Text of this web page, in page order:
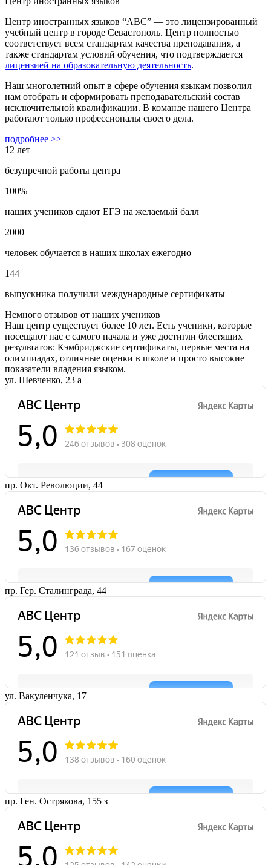
Центр иностранных языков “АВС” — это лицензированный
учебный центр в городе Севастополь. Центр полностью
соответствует всем стандартам качества преподавания, а
также стандартам условий обучения, что подтверждается
лицензией на образовательную деятельность.
Наш многолетний опыт в сфере обучения языкам позволил
нам отобрать и сформировать преподавательский состав
исключительной квалификации. В команде нашего Центра
работают только профессионалы своего дела.
подробнее >>
12 лет
безупречной работы центра
100%
наших учеников сдают ЕГЭ на желаемый балл
2000
человек обучается в наших школах ежегодно
144
выпускника получили международные сертификаты
Немного отзывов от наших учеников
Наш центр существует более 10 лет. Есть ученики, которые
посещают нас с самого начала и уже достигли блестящих
результатов: Кэмбриджские сертификаты, первые места на
олимпиадах, отличные оценки в школе и просто высокие
показатели владения языком.
ул. Шевченко, 23 а
пр. Окт. Революции, 44
пр. Гер. Сталинграда, 44
ул. Вакуленчука, 17
пр. Ген. Острякова, 155 з